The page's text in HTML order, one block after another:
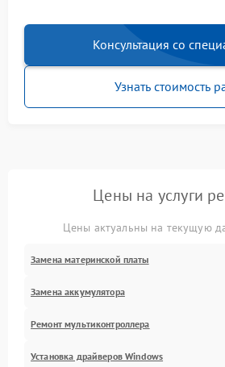
Консультация со
Узнать стоимость
Цены на услуги
Цены актуальны на текущую
Замена материнской платы
Замена аккумулятора
Ремонт мультиконтроллера
Установка драйверов Windows